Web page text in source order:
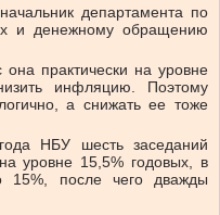
департамента по
и денежному обращению
практически на уровне
инфляцию. Поэтому
а снижать ее тоже
НБУ шесть заседаний
уровне 15,5% годовых, в
15%, после чего дважды